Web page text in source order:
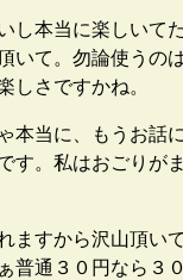
本当に楽しいて
て。勿論使うの
しさですかね。
当に、もうお話
。私はおごりが
すから沢山頂い
通３０円なら３